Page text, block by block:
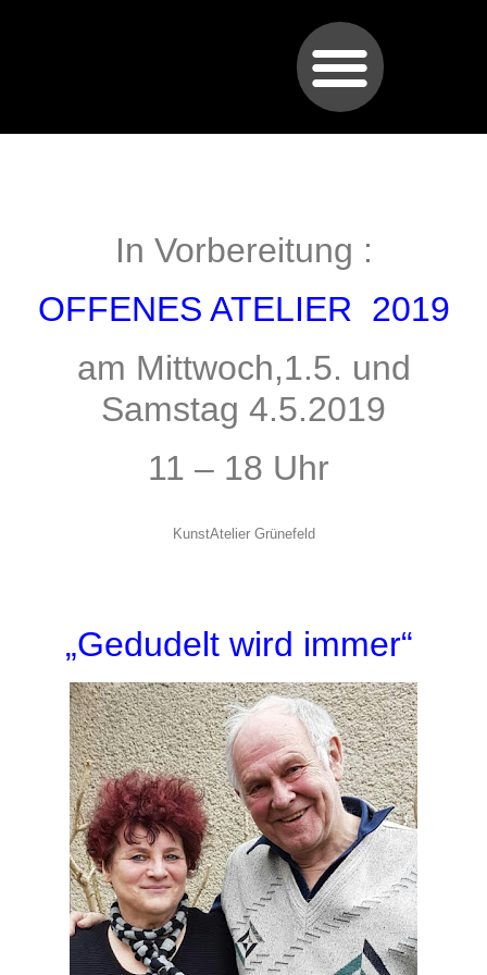
In Vorbereitung :
OFFENES ATELIER 2019
am Mittwoch,1.5. und
Samstag 4.5.2019
11 – 18 Uhr
KunstAtelier Grünefeld
„Gedudelt wird immer“